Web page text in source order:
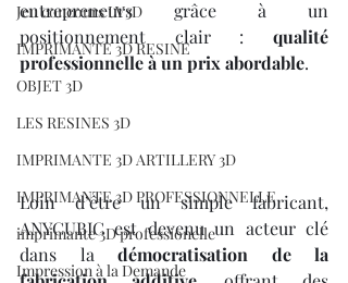
Jeu concours LV3D
IMPRIMANTE 3D RESINE
OBJET 3D
LES RESINES 3D
IMPRIMANTE 3D ARTILLERY 3D
IMPRIMANTE 3D PROFESSIONNELLE
imprimante 3D professionelle
Impression à la Demande
entrepreneurs grâce à un
positionnement clair : qualité
professionnelle à un prix abordable.
Loin d’être un simple fabricant,
ANYCUBIC est devenu un acteur clé
dans la démocratisation de la